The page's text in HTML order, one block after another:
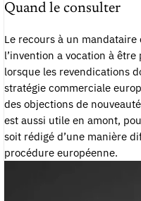
Quand le consulter
Le recours à un
l’invention a vocation à
lorsque les revendications
stratégie commerciale
des objections de
est aussi utile en amont,
soit rédigé d’une manière
procédure européenne.